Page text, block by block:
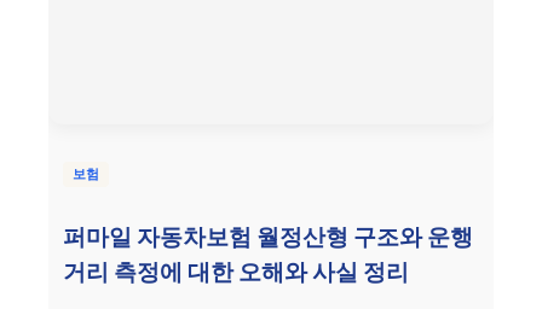
보험
퍼마일 자동차보험 월정산형 구조와 운행
거리 측정에 대한 오해와 사실 정리